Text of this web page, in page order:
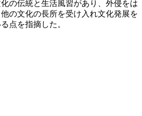
の伝統と生活風習があり、外侵をは
の文化の長所を受け入れ文化発展を
点を指摘した。